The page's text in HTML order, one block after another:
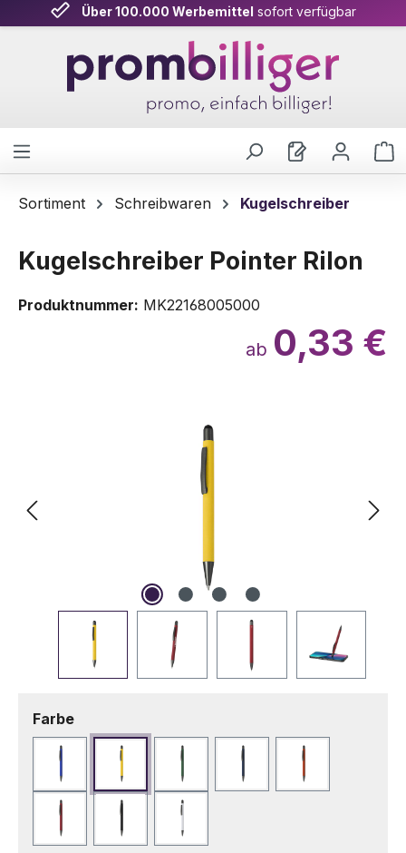
Zum Hauptinhalt springen
Über 100.000 Werbemittel sofort verfügbar
Sortiment Schreibwaren Kugelschreiber
Kugelschreiber Pointer Rilon
Produktnummer: MK22168005000
ab 0,33 €
Farbeauswählen
Blau Gelb Grün MarineblauOrange
Rot Schwarz Weiß